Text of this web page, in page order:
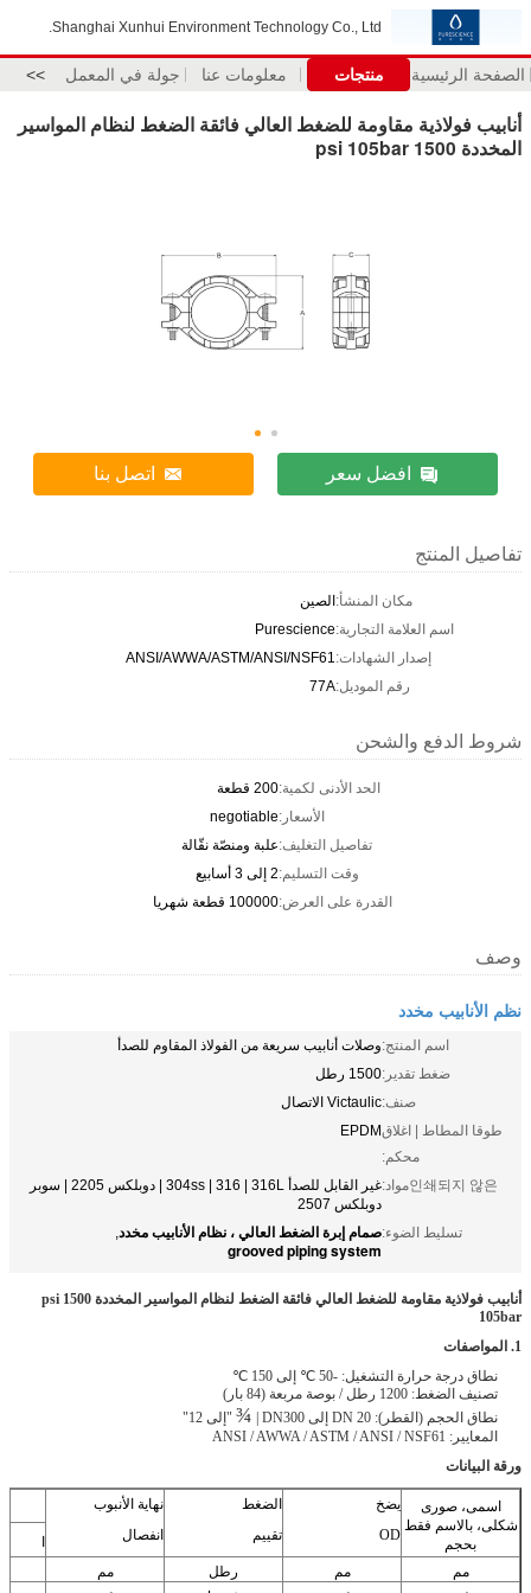
Shanghai Xunhui Environment
عنا جولة في المعمل >>
فائقة الضغط لنظام المواسير
اتصل بنا
ANSI/AWWA/ASTM/
من الفولاذ المقاوم للصدأ
غير القابل للصدأ 304ss | 316 | 316L | دوبلكس 2205 | سوبر
، نظام الأنابيب مخدد,
أنابيب فولاذية مقاومة للضغط العالي فائقة الضغط لنظام المواسير المخددة 1500 psi
¾"إلى 12"
الضغط
تقييم
نهاية الأنبوب
انفصال
الأبعاد
ب
رطل
مم مم مم